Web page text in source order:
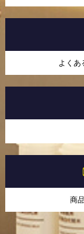
よくあ
商